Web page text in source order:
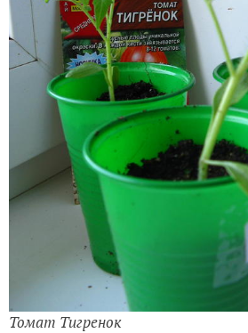
Томат Тигренок